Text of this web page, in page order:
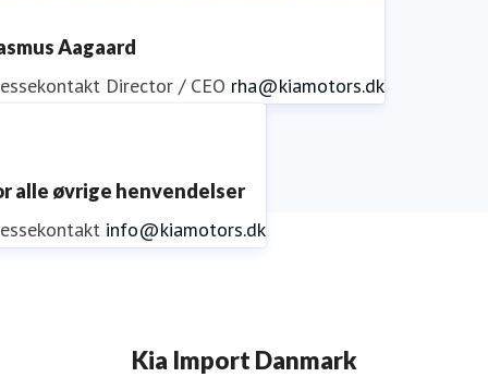
Aagaard
Director / CEO rha@kiamotors.dk
alle øvrige henvendelser
info@kiamotors.dk
Kia Import Danmark